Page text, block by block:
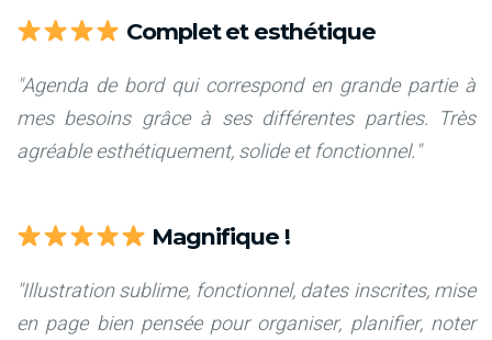
Complet et esthétique
"Agenda de bord qui correspond en grande partie à
mes besoins grâce à ses différentes parties. Très
agréable esthétiquement, solide et fonctionnel."
Magnifique !
"Illustration sublime, fonctionnel, dates inscrites, mise
en page bien pensée pour organiser, planifier, noter